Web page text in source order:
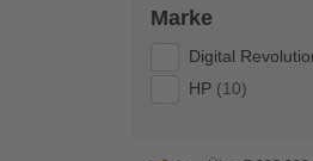
Marke
Digital
HP (10)